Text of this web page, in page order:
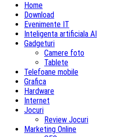
Home
Download
Evenimente IT
Inteligenta artificiala AI
Gadgeturi
Camere foto
Tablete
Telefoane mobile
Grafica
Hardware
Internet
Jocuri
Review Jocuri
Marketing Online